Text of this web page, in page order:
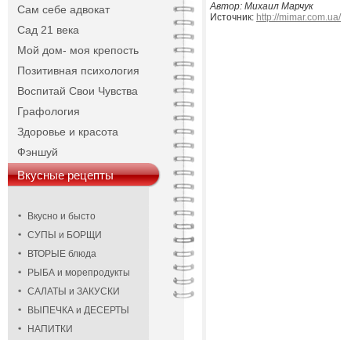
Сам себе адвокат
Сад 21 века
Мой дом- моя крепость
Позитивная психология
Воспитай Свои Чувства
Графология
Здоровье и красота
Фэншуй
Вкусные рецепты
Вкусно и бысто
СУПЫ и БОРЩИ
ВТОРЫЕ блюда
РЫБА и морепродукты
САЛАТЫ и ЗАКУСКИ
ВЫПЕЧКА и ДЕСЕРТЫ
НАПИТКИ
Автор: Михаил Марчук
Источник: http://mimar.com.ua/